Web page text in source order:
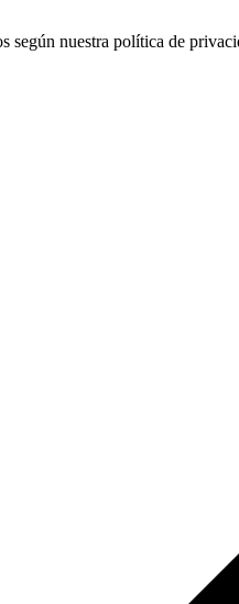
según nuestra política de